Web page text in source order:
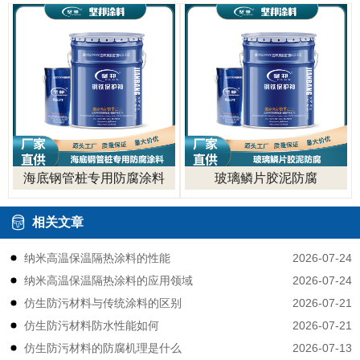
海底钢管桩专用防腐涂料 玻璃鳞片胶泥防腐
相关文章
2026-07-24
纳米高温保温隔热涂料的性能
2026-07-24
纳米高温保温隔热涂料的应用领域
2026-07-21
仿生防污材料与传统涂料的区别
2026-07-21
仿生防污材料防水性能如何
2026-07-13
仿生防污材料的防腐机理是什么